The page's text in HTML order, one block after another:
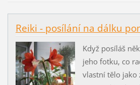
Reiki - posílání na dálku
Když posíláš
jeho fotku, co
vlastní tělo jako